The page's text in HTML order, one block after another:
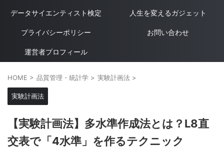
データサイエンティスト検定 人生を変えるガジェット
プライバシーポリシー お問い合わせ
運営者プロフィール
HOME > 品質管理・統計学 > 実験計画法 >
実験計画法
【実験計画法】多水準作成法とは？L8直
交表で「4水準」を作るテクニック